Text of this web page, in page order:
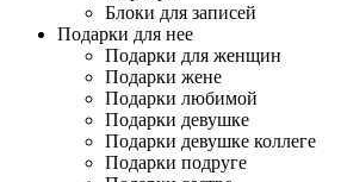
Блоки для записей
Подарки для нее
Подарки для женщин
Подарки жене
Подарки любимой
Подарки девушке
Подарки девушке коллеге
Подарки подруге